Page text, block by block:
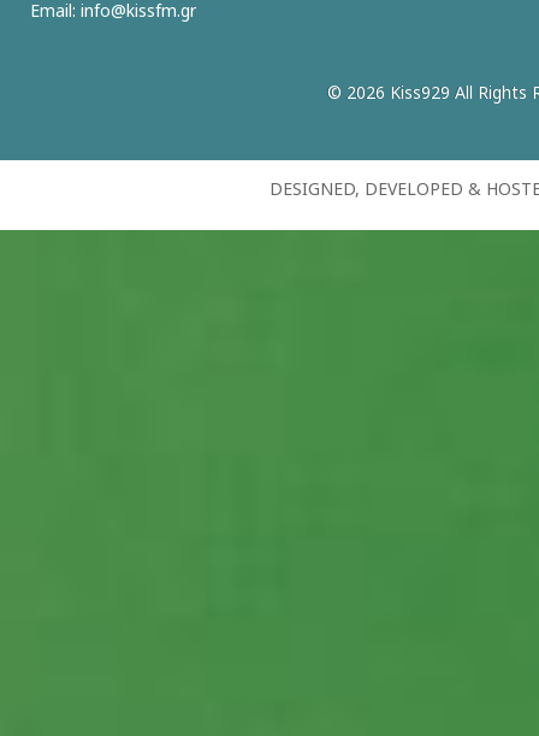
Email: info@kissfm.gr
© 2026 Kiss929 All Rights
DESIGNED, DEVELOPED &